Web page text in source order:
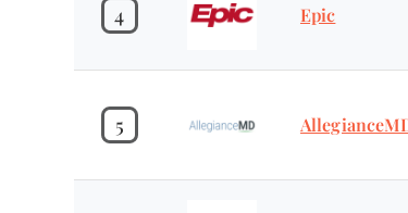
4 Epic
5